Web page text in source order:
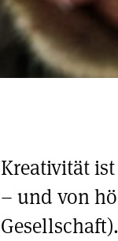
Kreativität
– und von